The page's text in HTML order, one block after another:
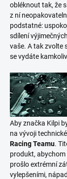
obléknout tak, že
z ní
podstatné:
sdílení
vaše. A tak zvolte
se vydáte
Aby značka Kilpi
na vývoji
Racing Teamu.
produkt, abychom
prošlo extrémní
vylepšeními,